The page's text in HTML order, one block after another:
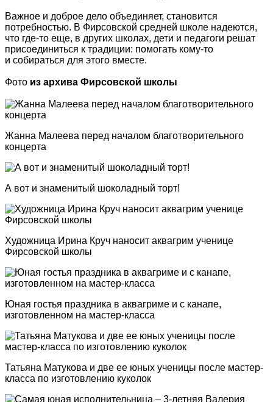
Важное и доброе дело объединяет, становится
потребностью. В Фирсовской средней школе надеются,
что где-то еще, в других школах, дети и педагоги решат
присоединиться к традиции: помогать кому-то
и собираться для этого вместе.
Фото из архива Фирсовской школы
Жанна Малеева перед началом благотворительного
концерта
А вот и знаменитый шоколадный торт!
Художница Ирина Круч наносит аквагрим ученице
Фирсовской школы
Юная гостья праздника в аквагриме и с канапе,
изготовленном на мастер-класса
Татьяна Матукова и две ее юных ученицы после мастер-
класса по изготовлению куколок